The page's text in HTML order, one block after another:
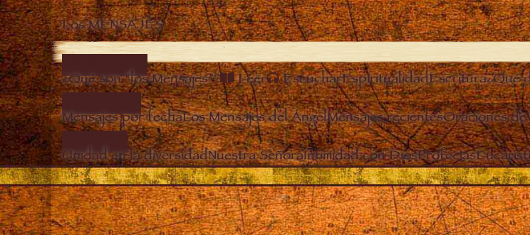
Los MENSAJES
¿Qué son “los Mensajes”? Leer EscucharEspiritualidadEscritura¿Qué
Mensajes por fechaLos Mensajes del ÁngelMensajes recientesOraciones de
Unidad en la diversidadNuestra SeñoraIntimidad con DiosProfecías